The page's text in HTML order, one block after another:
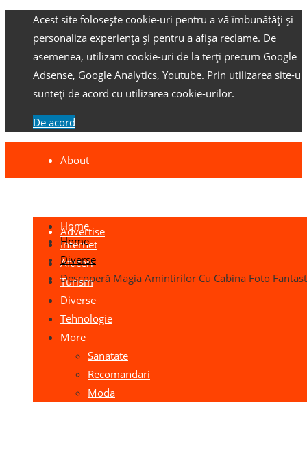
Acest site folosește cookie-uri pentru a vă îmbunătăți și
personaliza experiența și pentru a afișa reclame. De
asemenea, utilizam cookie-uri de la terți precum Google
Adsense, Google Analytics, Youtube. Prin utilizarea site-
sunteți de acord cu utilizarea cookie-urilor.
De acord
About
Advertise
Home
Internet
Afaceri
Turism
Diverse
Tehnologie
More
Sanatate
Recomandari
Moda
Home
Diverse
Descoperă Magia Amintirilor Cu Cabina Foto